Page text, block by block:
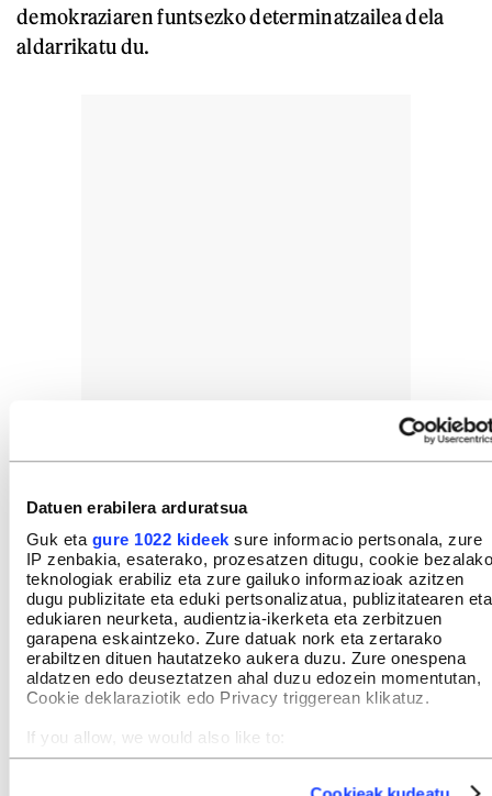
Datuen erabilera arduratsua
Guk eta gure 1022 kideek sure informacio pertsonala, zure
IP zenbakia, esaterako, prozesatzen ditugu, cookie bezalako
teknologiak erabiliz eta zure gailuko informazioak azitzen
dugu publizitate eta eduki pertsonalizatua, publizitatearen eta
edukiaren neurketa, audientzia-ikerketa eta zerbitzuen
garapena eskaintzeko. Zure datuak nork eta zertarako
erabiltzen dituen hautatzeko aukera duzu. Zure onespena
aldatzen edo deuseztatzen ahal duzu edozein momentutan,
Cookie deklaraziotik edo Privacy triggerean klikatuz.
If you allow, we would also like to:
Collect information about your geographical location
demokraziaren funtsezko determinatzailea dela
aldarrikatu du.